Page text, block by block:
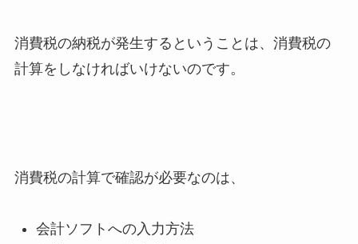
消費税の納税が発生するということは、消費税の
計算をしなければいけないのです。
消費税の計算で確認が必要なのは、
会計ソフトへの入力方法